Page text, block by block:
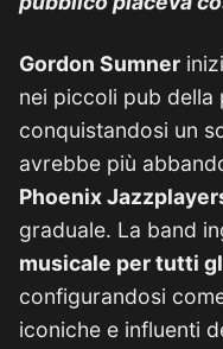
Gordon Sumner
nei piccoli pub
conquistandosi un
avrebbe più
Phoenix
graduale. La band
musicale per tutti gli
configurandosi
iconiche e influenti